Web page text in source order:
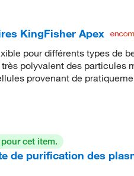
KingFisher Apex
pour différents types de
polyvalent des particules
provenant de
cet item.
purification des